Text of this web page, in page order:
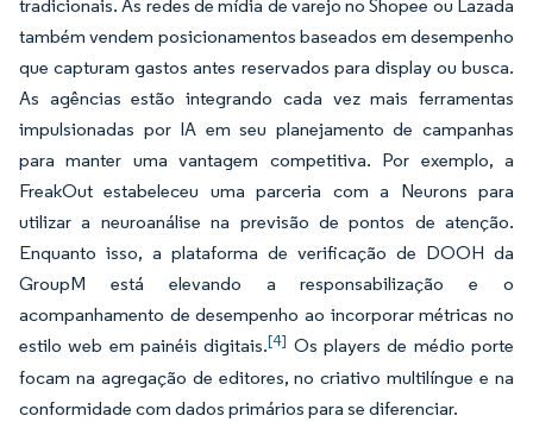
tradicionais. As redes de mídia de varejo no Shopee ou Lazada
também vendem posicionamentos baseados em desempenho
que capturam gastos antes reservados para display ou busca.
As agências estão integrando cada vez mais ferramentas
impulsionadas por IA em seu planejamento de campanhas
para manter uma vantagem competitiva. Por exemplo, a
FreakOut estabeleceu uma parceria com a Neurons para
utilizar a neuroanálise na previsão de pontos de atenção.
Enquanto isso, a plataforma de verificação de DOOH da
GroupM está elevando a responsabilização e o
acompanhamento de desempenho ao incorporar métricas no
estilo web em painéis digitais.[4] Os players de médio porte
focam na agregação de editores, no criativo multilíngue e na
conformidade com dados primários para se diferenciar.